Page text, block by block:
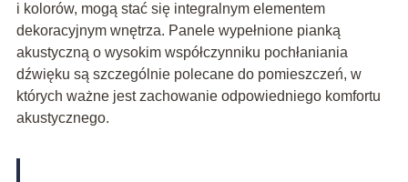
i kolorów, mogą stać się integralnym elementem
dekoracyjnym wnętrza. Panele wypełnione pianką
akustyczną o wysokim współczynniku pochłaniania
dźwięku są szczególnie polecane do pomieszczeń, w
których ważne jest zachowanie odpowiedniego komfortu
akustycznego.